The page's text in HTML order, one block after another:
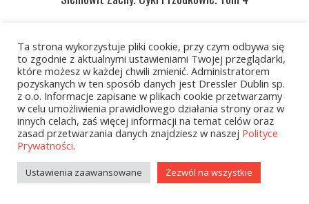
1 2 … 126 NEXT
Kategorie
Ta strona wykorzystuje pliki cookie, przy czym odbywa się
to zgodnie z aktualnymi ustawieniami Twojej przeglądarki,
które możesz w każdej chwili zmienić. Administratorem
pozyskanych w ten sposób danych jest Dressler Dublin sp.
z o.o. Informacje zapisane w plikach cookie przetwarzamy
w celu umożliwienia prawidłowego działania strony oraz w
innych celach, zaś więcej informacji na temat celów oraz
zasad przetwarzania danych znajdziesz w naszej Polityce
Prywatności.
Ustawienia zaawansowane Zezwól na wszystkie